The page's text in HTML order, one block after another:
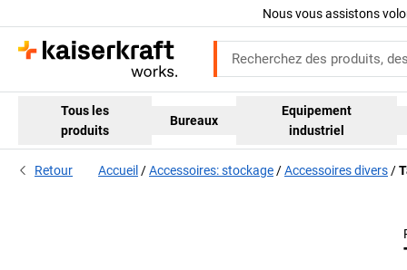
Nous vous assistons
Tous les
produits
Bureaux
Equipement
industriel
Retour Accueil Accessoires: stockage Accessoires divers